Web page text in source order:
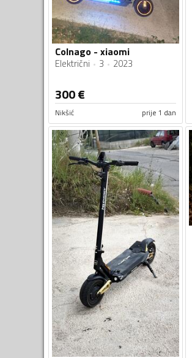
Colnago - xiaomi
Električni 3 2023
300€
Nikšić prije 1 dan